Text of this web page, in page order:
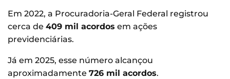
Em 2022, a Procuradoria-Geral Federal registrou
cerca de 409 mil acordos em ações
previdenciárias.
Já em 2025, esse número alcançou
aproximadamente 726 mil acordos.